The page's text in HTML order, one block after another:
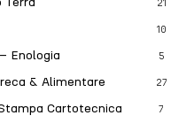
21
10
Enologia 5
& Alimentare 27
Cartotecnica 7